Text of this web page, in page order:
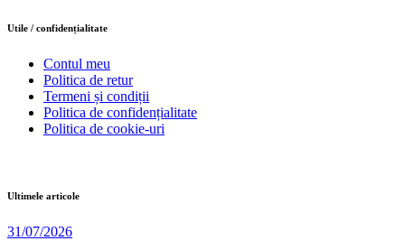
Utile / confidențialitate
Contul meu
Politica de retur
Termeni și condiții
Politica de confidențialitate
Politica de cookie-uri
Ultimele articole
31/07/2026